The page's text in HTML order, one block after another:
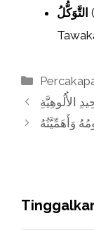
التَّوَكُّلُ (
Kategori
الأُلُوهِيَّةِ
وَأَهَمِّيَّتُهُ